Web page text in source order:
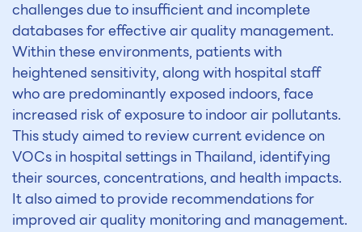
challenges due to insufficient and incomplete
databases for effective air quality management.
Within these environments, patients with
heightened sensitivity, along with hospital staff
who are predominantly exposed indoors, face
increased risk of exposure to indoor air pollutants.
This study aimed to review current evidence on
VOCs in hospital settings in Thailand, identifying
their sources, concentrations, and health impacts.
It also aimed to provide recommendations for
improved air quality monitoring and management.